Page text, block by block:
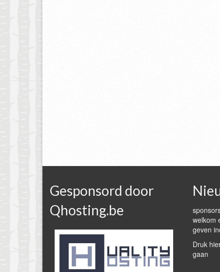
Gesponsord door
Qhosting.be
welkom
geven
Druk
gaan